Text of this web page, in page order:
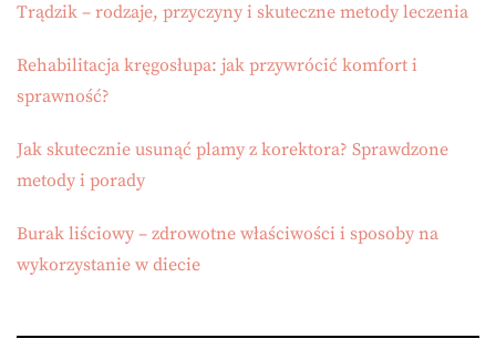
Trądzik – rodzaje, przyczyny i skuteczne metody leczenia
Rehabilitacja kręgosłupa: jak przywrócić komfort i
sprawność?
Jak skutecznie usunąć plamy z korektora? Sprawdzone
metody i porady
Burak liściowy – zdrowotne właściwości i sposoby na
wykorzystanie w diecie